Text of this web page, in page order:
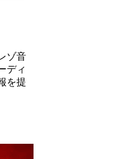
ゾ音
ディ
を提